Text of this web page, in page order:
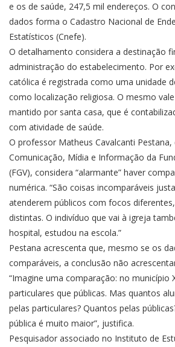
e os de saúde, 247,5 mil endereços. O
dados forma o Cadastro Nacional de
Estatísticos (Cnefe).
O detalhamento considera a destinação
administração do estabelecimento. Por
católica é registrada como uma unidade
como localização religiosa. O mesmo
mantido por santa casa, que é
com atividade de saúde.
O professor Matheus Cavalcanti Pestana,
Comunicação, Mídia e Informação da
(FGV), considera “alarmante” haver
numérica. “São coisas incomparáveis
atenderem públicos com focos
distintas. O indivíduo que vai à igreja
hospital, estudou na escola.”
Pestana acrescenta que, mesmo se os
comparáveis, a conclusão não
“Imagine uma comparação: no município
particulares que públicas. Mas quantos
pelas particulares? Quantos pelas
pública é muito maior”, justifica.
Pesquisador associado no Instituto de